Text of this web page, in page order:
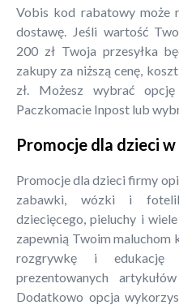
Vobis kod rabatowy może
dostawę. Jeśli wartość
200 zł Twoja przesyłka
zakupy za niższą cenę,
zł. Możesz wybrać
Paczkomacie Inpost lub
Promocje dla dzieci
Promocje dla dzieci firmy
zabawki, wózki i
dziecięcego, pieluchy i
zapewnią Twoim
rozgrywkę i edukację
prezentowanych
Dodatkowo opcja